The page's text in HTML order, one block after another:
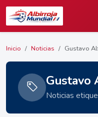
Inicio Noticias Gustavo
Gustavo
Noticias